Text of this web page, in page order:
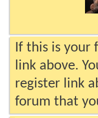
If this is your
link above.
register link
forum that